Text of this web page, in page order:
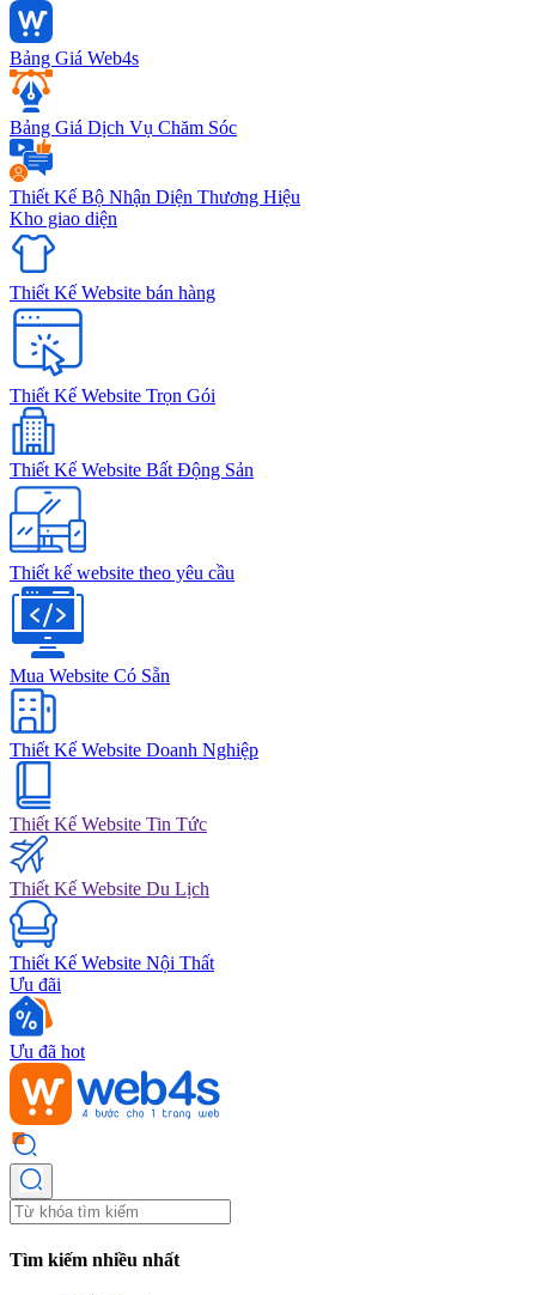
Bảng Giá Web4s
Bảng Giá Dịch Vụ Chăm Sóc
Thiết Kế Bộ Nhận Diện Thương Hiệu
Kho giao diện
Thiết Kế Website bán hàng
Thiết Kế Website Trọn Gói
Thiết Kế Website Bất Động Sản
Thiết kế website theo yêu cầu
Mua Website Có Sẵn
Thiết Kế Website Doanh Nghiệp
Thiết Kế Website Tin Tức
Thiết Kế Website Du Lịch
Thiết Kế Website Nội Thất
Ưu đãi
Ưu đã hot
Tìm kiếm nhiều nhất